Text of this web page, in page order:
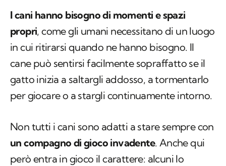
I cani hanno bisogno di momenti e spazi
propri, come gli umani necessitano di un luogo
in cui ritirarsi quando ne hanno bisogno. Il
cane può sentirsi facilmente sopraffatto se il
gatto inizia a saltargli addosso, a tormentarlo
per giocare o a stargli continuamente intorno.
Non tutti i cani sono adatti a stare sempre con
un compagno di gioco invadente. Anche qui
però entra in gioco il carattere: alcuni lo